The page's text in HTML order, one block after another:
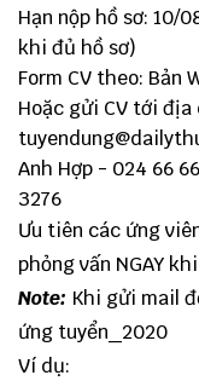
Hạn nộp hồ sơ: 10/
khi đủ hồ sơ)
Form CV theo: Bản
Hoặc gửi CV tới địa
Anh Hợp - 024 66
3276
Ưu tiên các ứng
phỏng vấn NGAY
Note: Khi gửi mail
ứng tuyển_2020
Ví dụ: